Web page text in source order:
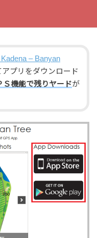
– Banyan
プリをダウンロード
Ｓ機能で残りヤードが